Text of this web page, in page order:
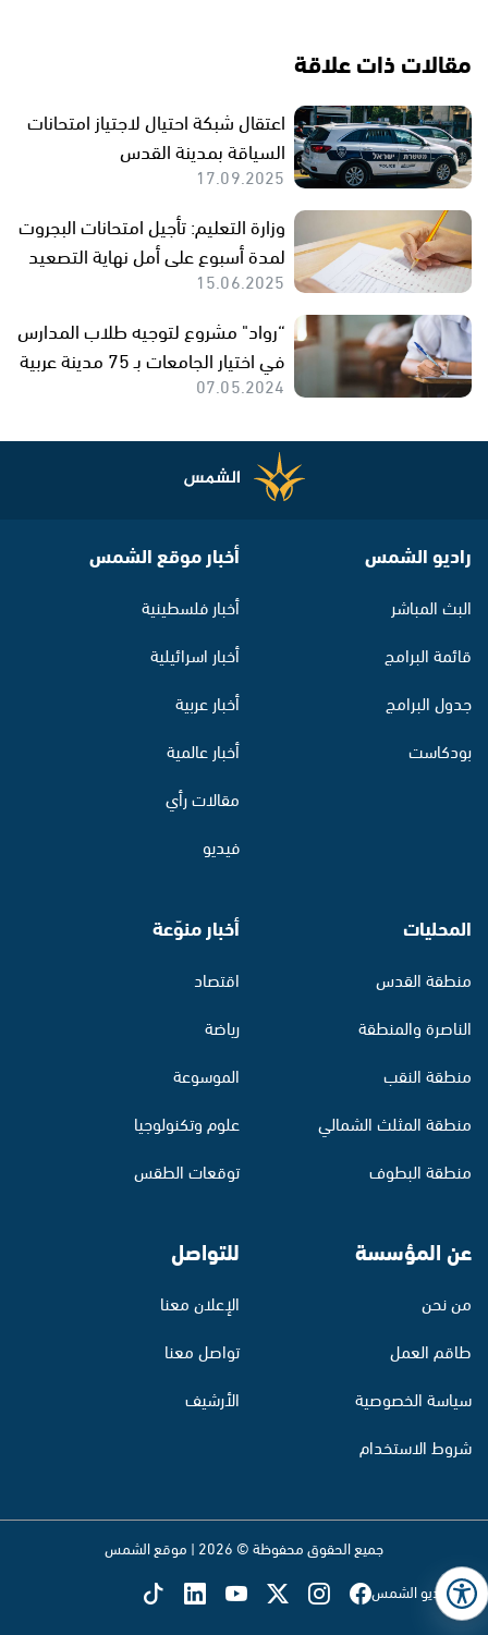
مقالات ذات علاقة
اعتقال شبكة احتيال لاجتياز امتحانات
السياقة بمدينة القدس
17.09.2025
وزارة التعليم: تأجيل امتحانات البجروت
لمدة أسبوع على أمل نهاية التصعيد
15.06.2025
“رواد" مشروع لتوجيه طلاب المدارس
في اختيار الجامعات بـ 75 مدينة عربية
07.05.2024
راديو الشمس
البث المباشر
قائمة البرامج
جدول البرامج
بودكاست
أخبار موقع الشمس
أخبار فلسطينية
أخبار اسرائيلية
أخبار عربية
أخبار عالمية
مقالات رأي
فيديو
المحليات
منطقة القدس
الناصرة والمنطقة
منطقة النقب
منطقة المثلث الشمالي
منطقة البطوف
أخبار منوّعة
اقتصاد
رياضة
الموسوعة
علوم وتكنولوجيا
توقعات الطقس
عن المؤسسة
من نحن
طاقم العمل
سياسة الخصوصية
شروط الاستخدام
للتواصل
الإعلان معنا
تواصل معنا
الأرشيف
جميع الحقوق محفوظة © 2026 | موقع الشمس
تابع راديو الشمس